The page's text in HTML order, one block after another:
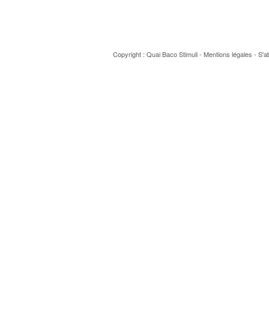
Copyright : Quai BacoStimuli- Mentions légales -